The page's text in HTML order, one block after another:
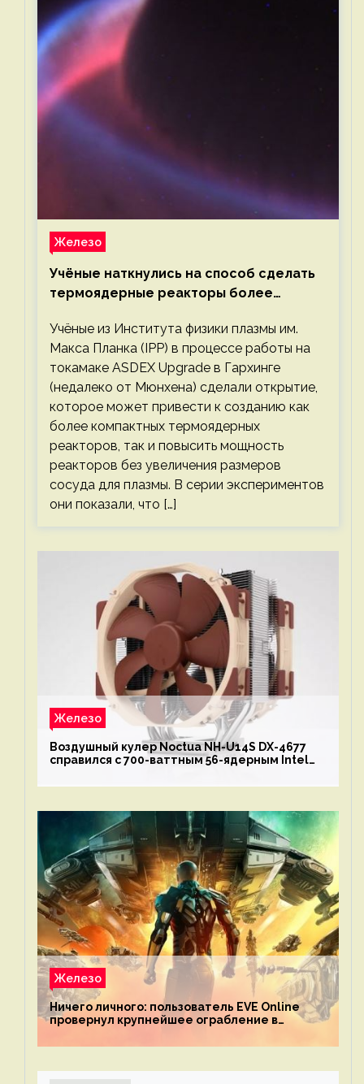
Железо
Учёные наткнулись на способ сделать
термоядерные реакторы более
Учёные из Института физики плазмы им.
Макса Планка (IPP) в процессе работы на
токамаке ASDEX Upgrade в Гархинге
(недалеко от Мюнхена) сделали открытие,
которое может привести к созданию как
более компактных термоядерных
реакторов, так и повысить мощность
реакторов без увеличения размеров
сосуда для плазмы. В серии экспериментов
они показали, что […]
Железо
Воздушный кулер Noctua NH-U14S DX-4677
справился с 700-ваттным 56-ядерным Intel
Железо
Ничего личного: пользователь EVE Online
провернул крупнейшее ограбление в
механике